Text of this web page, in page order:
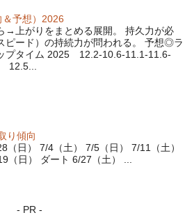
予想）2026
→上がりをまとめる展開。 持久力が必
ピード）の持続力が問われる。 予想◎ラ
プタイム 2025 12.2-10.6-11.1-11.6-
12.5...
り傾向
（日） 7/4（土） 7/5（日） 7/11（土）
（日） ダート 6/27（土） ...
- PR -